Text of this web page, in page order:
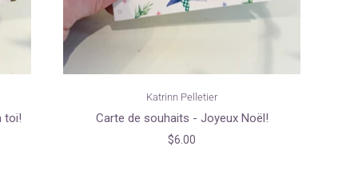
toi!
Katrinn Pelletier
Carte de souhaits - Joyeux Noël!
$6.00